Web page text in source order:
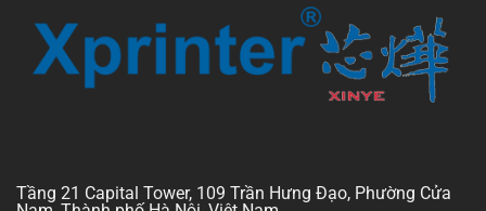
Tầng 21 Capital Tower, 109 Trần Hưng Đạo, Phường Cửa